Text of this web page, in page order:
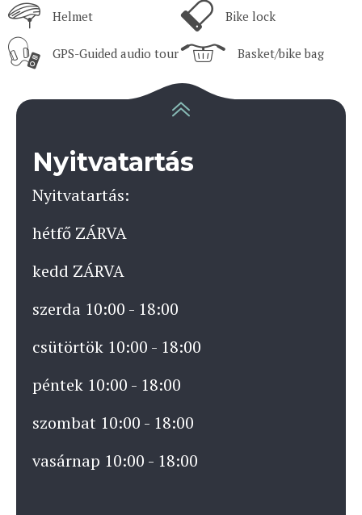
Helmet
GPS-Guided audio tour
Bike lock
Basket/bike bag
Nyitvatartás
Nyitvatartás:
hétfő ZÁRVA
kedd ZÁRVA
szerda 10:00 - 18:00
csütörtök 10:00 - 18:00
péntek 10:00 - 18:00
szombat 10:00 - 18:00
vasárnap 10:00 - 18:00